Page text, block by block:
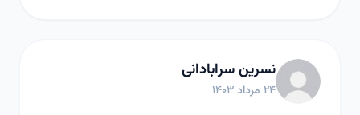
نسرین سرابادانی
۲۴ مرداد ۱۴۰۳